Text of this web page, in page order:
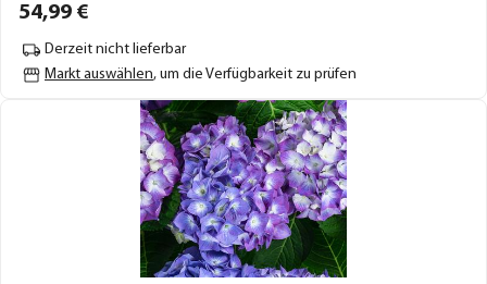
54,99 €
Derzeit nicht lieferbar
Markt auswählen, um die Verfügbarkeit zu prüfen